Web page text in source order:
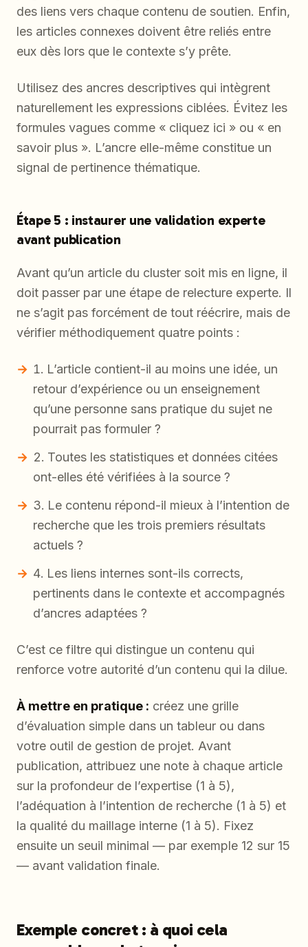
des liens vers chaque contenu de soutien. Enfin,
les articles connexes doivent être reliés entre
eux dès lors que le contexte s’y prête.
Utilisez des ancres descriptives qui intègrent
naturellement les expressions ciblées. Évitez les
formules vagues comme « cliquez ici » ou « en
savoir plus ». L’ancre elle-même constitue un
signal de pertinence thématique.
Étape 5 : instaurer une validation experte
avant publication
Avant qu’un article du cluster soit mis en ligne, il
doit passer par une étape de relecture experte. Il
ne s’agit pas forcément de tout réécrire, mais de
vérifier méthodiquement quatre points :
L’article contient-il au moins une idée, un
retour d’expérience ou un enseignement
qu’une personne sans pratique du sujet ne
pourrait pas formuler ?
Toutes les statistiques et données citées
ont-elles été vérifiées à la source ?
Le contenu répond-il mieux à l’intention de
recherche que les trois premiers résultats
actuels ?
Les liens internes sont-ils corrects,
pertinents dans le contexte et accompagnés
d’ancres adaptées ?
C’est ce filtre qui distingue un contenu qui
renforce votre autorité d’un contenu qui la dilue.
À mettre en pratique : créez une grille
d’évaluation simple dans un tableur ou dans
votre outil de gestion de projet. Avant
publication, attribuez une note à chaque article
sur la profondeur de l’expertise (1 à 5),
l’adéquation à l’intention de recherche (1 à 5) et
la qualité du maillage interne (1 à 5). Fixez
ensuite un seuil minimal — par exemple 12 sur 15
— avant validation finale.
Exemple concret : à quoi cela